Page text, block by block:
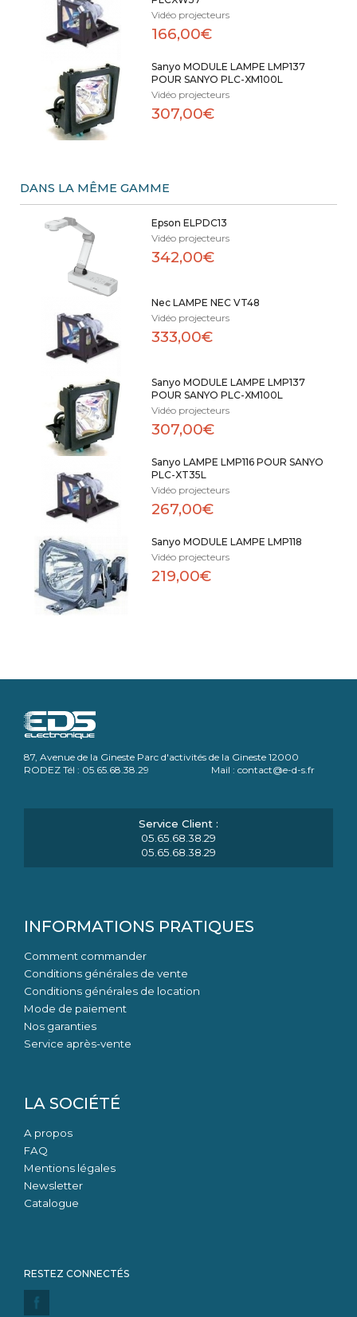
Vidéo projecteurs
166,00€
Sanyo MODULE LAMPE LMP137
POUR SANYO PLC-XM100L
Vidéo projecteurs
307,00€
DANS LA MÊME GAMME
Epson ELPDC13
Vidéo projecteurs
342,00€
Nec LAMPE NEC VT48
Vidéo projecteurs
333,00€
Sanyo MODULE LAMPE LMP137
POUR SANYO PLC-XM100L
Vidéo projecteurs
307,00€
Sanyo LAMPE LMP116 POUR SANYO
PLC-XT35L
Vidéo projecteurs
267,00€
Sanyo MODULE LAMPE LMP118
Vidéo projecteurs
219,00€
87, Avenue de la Gineste Parc d'activités de la Gineste 12000
RODEZ Tél : 05.65.68.38.29 Mail : contact@e-d-s.fr
05.65.68.38.29
05.65.68.38.29
INFORMATIONS PRATIQUES
Comment commander
Conditions générales de vente
Conditions générales de location
Mode de paiement
Nos garanties
Service après-vente
LA SOCIÉTÉ
A propos
FAQ
Mentions légales
Newsletter
Catalogue